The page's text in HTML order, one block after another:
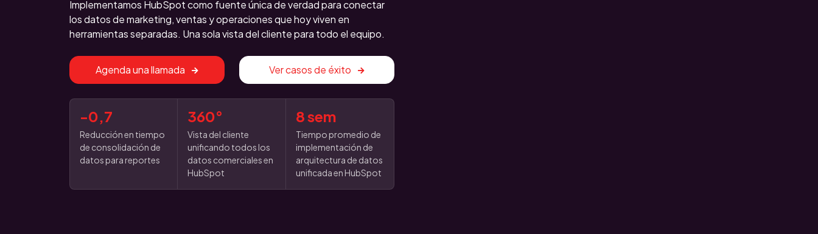
Implementamos HubSpot como fuente única de verdad para conectar
los datos de marketing, ventas y operaciones que hoy viven en
herramientas separadas. Una sola vista del cliente para todo el equipo.
Agenda una llamada Ver casos de éxito
-0,7
Reducción en tiempo
de consolidación de
datos para reportes
360°
Vista del cliente
unificando todos los
datos comerciales en
HubSpot
8 sem
Tiempo promedio de
implementación de
arquitectura de datos
unificada en HubSpot